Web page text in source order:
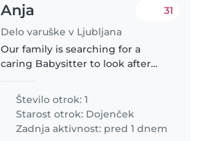
Anja
Delo varuške v Ljubljana
31
Our family is searching for a
caring Babysitter to look after
at our home. We have a pet, so
comfort with animals is a must. If
you're fluent in English,..
Število otrok: 1
Starost otrok: Dojenček
Zadnja aktivnost: pred 1 dnem